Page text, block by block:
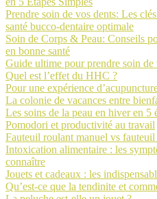
Prendre soin de vos dents: Les
santé bucco-dentaire optimale
Soin de Corps & Peau: Conseils
en bonne santé
Guide ultime pour prendre soin de
Quel est l’effet du HHC ?
Pour une expérience
La colonie de vacances entre
Les soins de la peau en hiver en 5
Pomodori et productivité au travail
Fauteuil roulant manuel vs
Intoxication alimentaire : les
connaître
Jouets et cadeaux : les
Qu’est-ce que la tendinite et